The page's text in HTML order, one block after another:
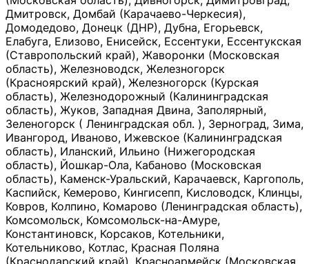
Дмитровск, Домбай (Карачаево-Черкесия),
Домодедово, Донецк (ДНР), Дубна, Егорьевск,
Елабуга, Елизово, Енисейск, Ессентуки, Ессентукская
(Ставропольский край), Жаворонки (Московская
область), Железноводск, Железногорск
(Красноярский край), Железногорск (Курская
область), Железнодорожный (Калининградская
область), Жуков, Западная Двина, Заполярный,
Зеленогорск ( Ленинградская обл. ), Зерноград, Зима,
Ивангород, Иваново, Ижевское (Калининградская
область), Иланский, Ильино (Нижегородская
область), Йошкар-Ола, Кабаново (Московская
область), Каменск-Уральский, Карачаевск, Каргополь,
Каспийск, Кемерово, Кингисепп, Кисловодск, Клинцы,
Ковров, Колпино, Комарово (Ленинградская область),
Комсомольск, Комсомольск-на-Амуре,
Константиновск, Корсаков, Котельники,
Котельниково, Котлас, Красная Поляна
(Краснодарский край), Красноармейск (Московская